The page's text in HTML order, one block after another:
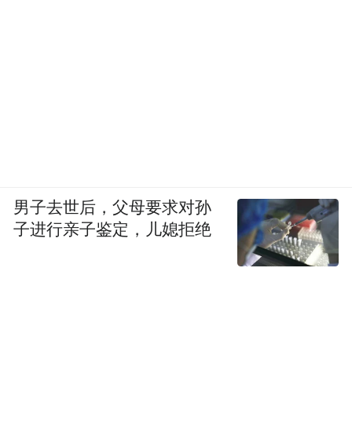
男子去世后，父母要求对孙
子进行亲子鉴定，儿媳拒绝